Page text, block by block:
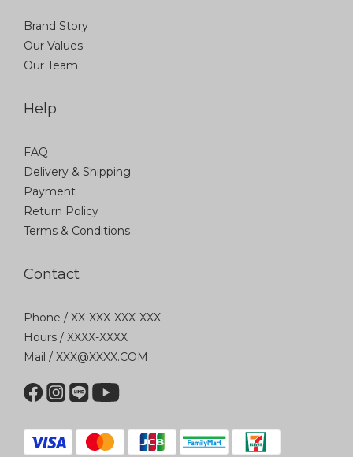
Brand Story
Our Values
Our Team
Help
FAQ
Delivery & Shipping
Payment
Return Policy
Terms & Conditions
Contact
Phone / XX-XXX-XXX-XXX
Hours / XXXX-XXXX
Mail / XXX@XXXX.COM